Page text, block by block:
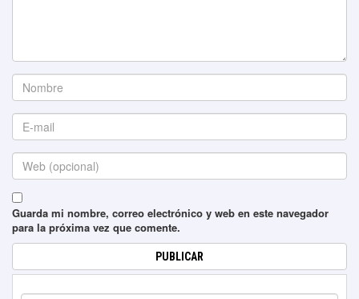
Guarda mi nombre, correo electrónico y web en este navegador
para la próxima vez que comente.